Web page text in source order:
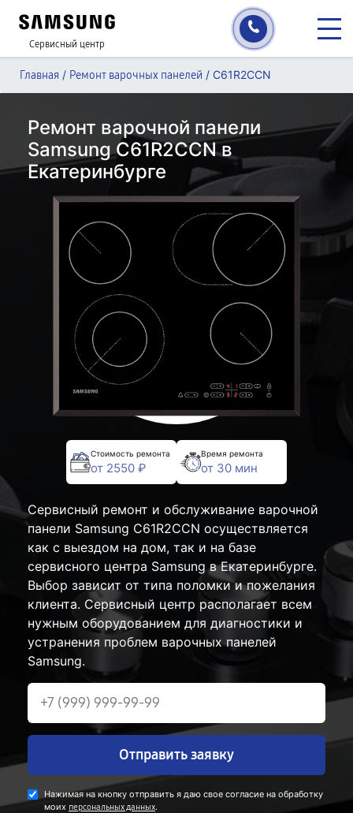
Сервисный центр
Главная / Ремонт варочных панелей / C61R2CCN
Ремонт варочной панели
Samsung C61R2CCN в
Екатеринбурге
Стоимость ремонта
от 2550 ₽
Время ремонта
от 30 мин
Сервисный ремонт и обслуживание варочной
панели Samsung C61R2CCN осуществляется
как с выездом на дом, так и на базе
сервисного центра Samsung в Екатеринбурге.
Выбор зависит от типа поломки и пожелания
клиента. Сервисный центр располагает всем
нужным оборудованием для диагностики и
устранения проблем варочных панелей
Samsung.
Отправить заявку
Нажимая на кнопку отправить я даю свое согласие на обработку
моих персональных данных.